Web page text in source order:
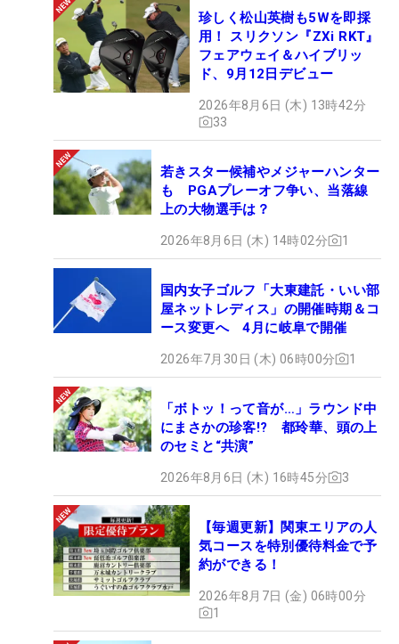
珍しく松山英樹も5Wを即採
用！ スリクソン『ZXi RKT』
フェアウェイ＆ハイブリッ
ド、9月12日デビュー
2026年8月6日 (木) 13時42分
33
若きスター候補やメジャーハンター
も PGAプレーオフ争い、当落線
上の大物選手は？
2026年8月6日 (木) 14時02分 1
国内女子ゴルフ「大東建託・いい部
屋ネットレディス」の開催時期＆コ
ース変更へ 4月に岐阜で開催
2026年7月30日 (木) 06時00分 1
「ボトッ！って音が…」ラウンド中
にまさかの珍客!? 都玲華、頭の上
のセミと“共演”
2026年8月6日 (木) 16時45分 3
【毎週更新】関東エリアの人
気コースを特別優待料金で予
約ができる！
2026年8月7日 (金) 06時00分
1